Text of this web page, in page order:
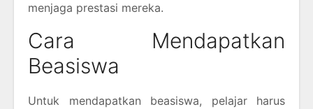
menjaga prestasi mereka.
Cara Mendapatkan
Beasiswa
Untuk mendapatkan beasiswa, pelajar harus